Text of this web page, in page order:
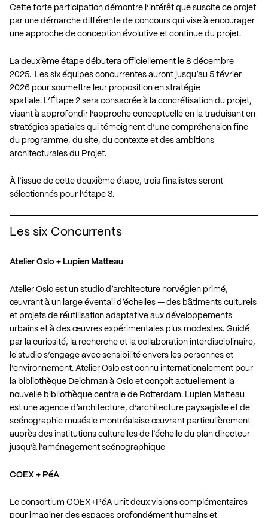
Cette forte participation démontre l’intérêt que suscite ce projet
par une démarche différente de concours qui vise à encourager
une approche de conception évolutive et continue du projet.
La deuxième étape débutera officiellement le 8 décembre
2025. Les six équipes concurrentes auront jusqu’au 5 février
2026 pour soumettre leur proposition en stratégie
spatiale. L’Étape 2 sera consacrée à la concrétisation du projet,
visant à approfondir l’approche conceptuelle en la traduisant en
stratégies spatiales qui témoignent d’une compréhension fine
du programme, du site, du contexte et des ambitions
architecturales du Projet.
À l’issue de cette deuxième étape, trois finalistes seront
sélectionnés pour l’étape 3.
Les six Concurrents
Atelier Oslo + Lupien Matteau
Atelier Oslo est un studio d’architecture norvégien primé,
œuvrant à un large éventail d’échelles — des bâtiments culturels
et projets de réutilisation adaptative aux développements
urbains et à des œuvres expérimentales plus modestes. Guidé
par la curiosité, la recherche et la collaboration interdisciplinaire,
le studio s’engage avec sensibilité envers les personnes et
l’environnement. Atelier Oslo est connu internationalement pour
la bibliothèque Deichman à Oslo et conçoit actuellement la
nouvelle bibliothèque centrale de Rotterdam. Lupien Matteau
est une agence d’architecture, d’architecture paysagiste et de
scénographie muséale montréalaise œuvrant particulièrement
auprès des institutions culturelles de l’échelle du plan directeur
jusqu’à l’aménagement scénographique
COEX + PéA
Le consortium COEX+PéA unit deux visions complémentaires
pour imaginer des espaces profondément humains et